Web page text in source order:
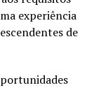
experiência
de